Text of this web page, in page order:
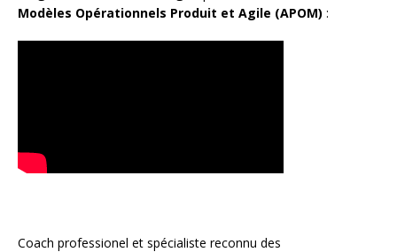
Modèles Opérationnels Produit et Agile (APOM) :
Coach professionel et spécialiste reconnu des